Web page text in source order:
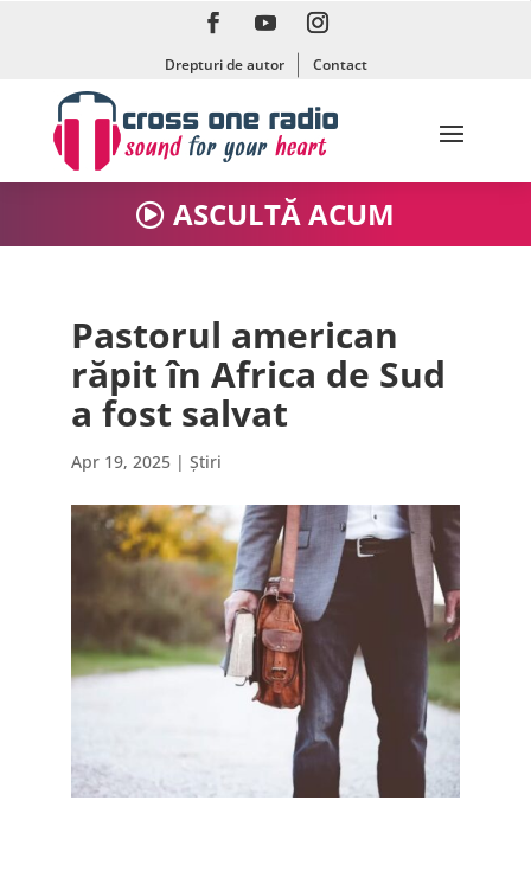
Drepturi de autor Contact
ASCULTĂ ACUM
Pastorul american
răpit în Africa de Sud
a fost salvat
Apr 19, 2025| Știri